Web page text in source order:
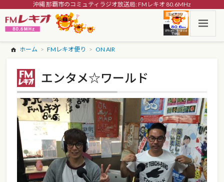
沖縄 那覇市のコミュティラジオ放送局: FMレキオ 80.6MHz
ホーム FMレキオ便り ON AIR
エンタメ☆ワールド